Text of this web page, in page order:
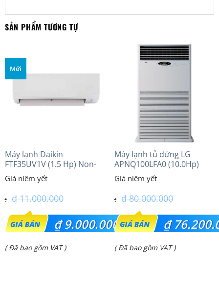
SẢN PHẨM TƯƠNG TỰ
Mới
Máy lạnh Daikin
FTF35UV1V (1.5 Hp) Non-
inverter Thái lan
₫11.000.000
Giá
gốc
là:
₫9.000.000
Giá
( Đã bao gồm VAT )
Máy lạnh tủ đứng LG
APNQ100LFA0 (10.0Hp)
₫80.000.000
Giá
gốc
là:
₫
Giá
( Đã bao gồm VAT )